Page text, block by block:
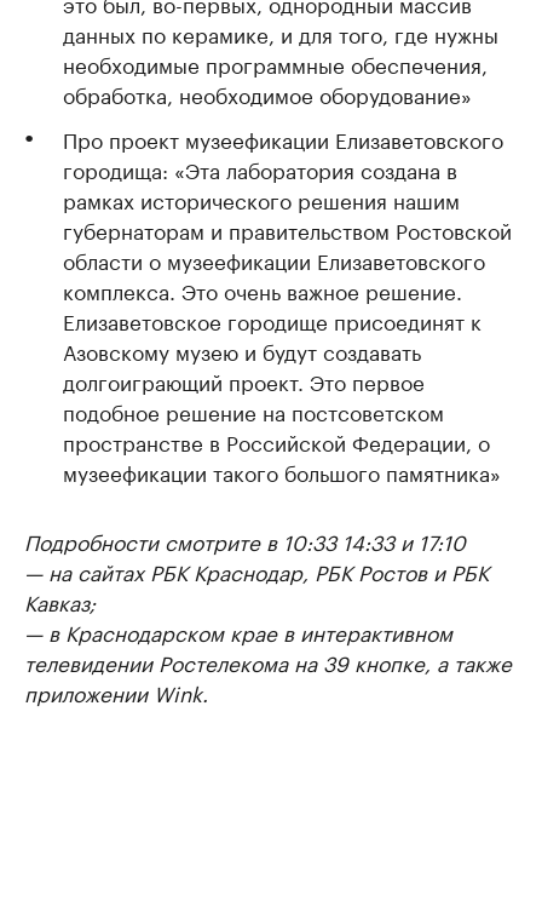
данных по керамике, и для того, где нужны
необходимые программные обеспечения,
обработка, необходимое оборудование»
Про проект музеефикации Елизаветовского
городища: «Эта лаборатория создана в
рамках исторического решения нашим
губернаторам и правительством Ростовской
области о музеефикации Елизаветовского
комплекса. Это очень важное решение.
Елизаветовское городище присоединят к
Азовскому музею и будут создавать
долгоиграющий проект. Это первое
подобное решение на постсоветском
пространстве в Российской Федерации, о
музеефикации такого большого памятника»
Подробности смотрите в 10:33 14:33 и 17:10
— на сайтах РБК Краснодар, РБК Ростов и РБК
Кавказ;
— в Краснодарском крае в интерактивном
телевидении Ростелекома на 39 кнопке, а также
приложении Wink.